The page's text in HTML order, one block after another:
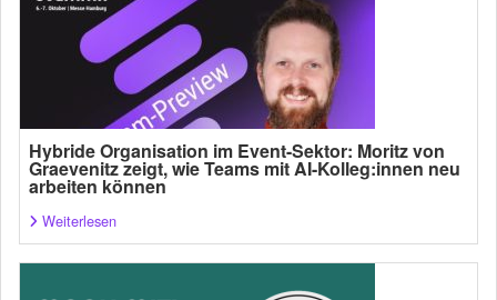
Hybride Organisation im Event-Sektor: Moritz von
Graevenitz zeigt, wie Teams mit AI-Kolleg:innen neu
arbeiten können
Weiterlesen